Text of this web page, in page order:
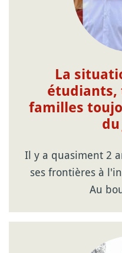
La
étudiants,
familles
du
Il y a quasiment 2
ses frontières à
Au